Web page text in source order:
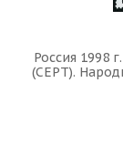
Россия 1998
(CEPT).